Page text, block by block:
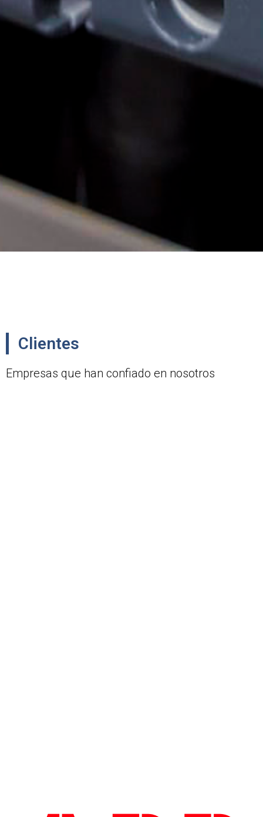
Clientes
Empresas que han confiado en nosotros